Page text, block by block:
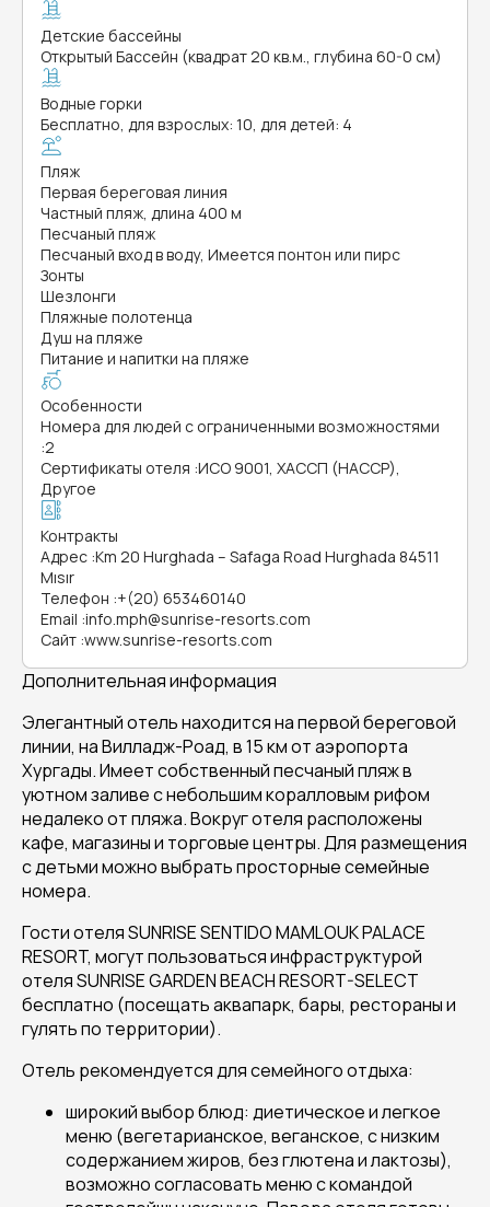
Детские бассейны
Открытый Бассейн (квадрат 20 кв.м., глубина 60-0 см)
Водные горки
Бесплатно, для взрослых: 10, для детей: 4
Пляж
Первая береговая линия
Частный пляж, длина 400 м
Песчаный пляж
Песчаный вход в воду, Имеется понтон или пирс
Зонты
Шезлонги
Пляжные полотенца
Душ на пляже
Питание и напитки на пляже
Особенности
Номера для людей с ограниченными возможностями
:2
Сертификаты отеля :ИСО 9001, ХАССП (HACCP),
Другое
Контракты
Адрес :Km 20 Hurghada – Safaga Road Hurghada 84511
Mısır
Телефон :+(20) 653460140
Email :info.mph@sunrise-resorts.com
Сайт :www.sunrise-resorts.com
Дополнительная информация
Элегантный отель находится на первой береговой
линии, на Вилладж-Роад, в 15 км от аэропорта
Хургады. Имеет собственный песчаный пляж в
уютном заливе с небольшим коралловым рифом
недалеко от пляжа. Вокруг отеля расположены
кафе, магазины и торговые центры. Для размещения
с детьми можно выбрать просторные семейные
номера.
Гости отеля SUNRISE SENTIDO MAMLOUK PALACE
RESORT, могут пользоваться инфраструктурой
отеля SUNRISE GARDEN BEACH RESORT-SELECT
бесплатно (посещать аквапарк, бары, рестораны и
гулять по территории).
Отель рекомендуется для семейного отдыха:
широкий выбор блюд: диетическое и легкое
меню (вегетарианское, веганское, с низким
содержанием жиров, без глютена и лактозы),
возможно согласовать меню с командой